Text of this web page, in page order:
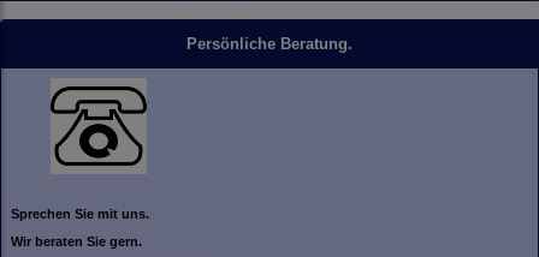
Persönliche Beratung.
Sprechen Sie mit uns.
Wir beraten Sie gern.